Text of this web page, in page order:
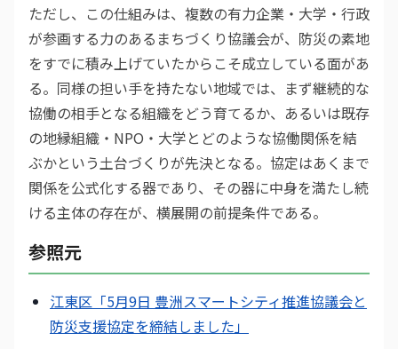
ただし、この仕組みは、複数の有力企業・大学・行政
が参画する力のあるまちづくり協議会が、防災の素地
をすでに積み上げていたからこそ成立している面があ
る。同様の担い手を持たない地域では、まず継続的な
協働の相手となる組織をどう育てるか、あるいは既存
の地縁組織・NPO・大学とどのような協働関係を結
ぶかという土台づくりが先決となる。協定はあくまで
関係を公式化する器であり、その器に中身を満たし続
ける主体の存在が、横展開の前提条件である。
参照元
江東区「5月9日 豊洲スマートシティ推進協議会と
防災支援協定を締結しました」